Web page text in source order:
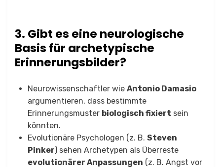
3. Gibt es eine neurologische
Basis für archetypische
Erinnerungsbilder?
Neurowissenschaftler wie Antonio Damasio
argumentieren, dass bestimmte
Erinnerungsmuster biologisch fixiert sein
könnten.
Evolutionäre Psychologen (z. B. Steven
Pinker) sehen Archetypen als Überreste
evolutionärer Anpassungen (z. B. Angst vor